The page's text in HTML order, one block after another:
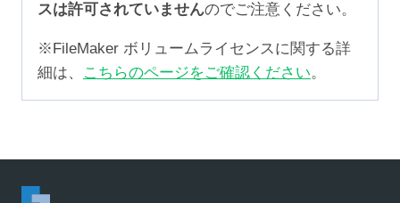
スは許可されていませんのでご注意ください。
※FileMaker ボリュームライセンスに関する詳
細は、
こちらのページをご確認ください。